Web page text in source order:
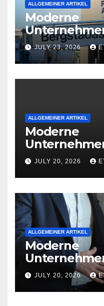
ALLGEMEINER ARTIKEL
Moderne
JULY 23, 2026
ALLGEMEINER ARTIKEL
Moderne
nachhaltige
JULY 20, 2026
ALLGEMEINER ARTIKEL
Moderne
nachhaltige
JULY 20, 2026